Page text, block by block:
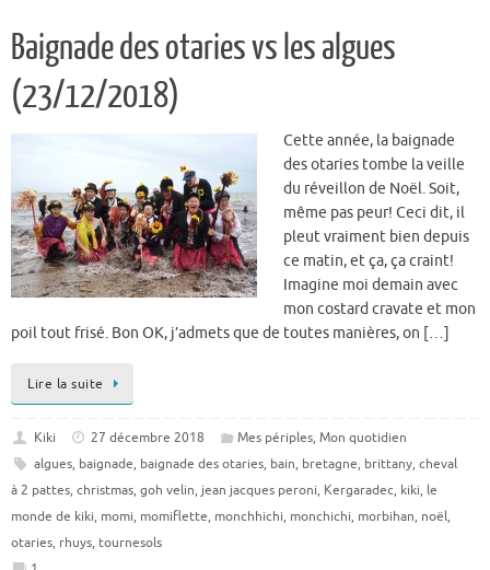
Baignade des otaries vs les algues
(23/12/2018)
Cette année, la baignade
des otaries tombe la veille
du réveillon de Noël. Soit,
même pas peur! Ceci dit, il
pleut vraiment bien depuis
ce matin, et ça, ça craint!
Imagine moi demain avec
mon costard cravate et mon
poil tout frisé. Bon OK, j’admets que de toutes manières, on […]
Lire la suite
Kiki 27 décembre 2018 Mes périples, Mon quotidien
algues, baignade, baignade des otaries, bain, bretagne, brittany, cheval
à 2 pattes, christmas, goh velin, jean jacques peroni, Kergaradec, kiki, le
monde de kiki, momi, momiflette, monchhichi, monchichi, morbihan, noël,
otaries, rhuys, tournesols